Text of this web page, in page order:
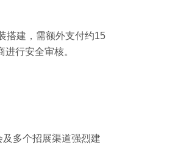
搭建，需额外支付约15
行安全审核。
多个招展渠道强烈建